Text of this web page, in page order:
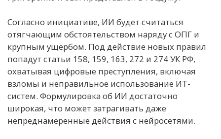
Согласно инициативе, ИИ будет считаться
отягчающим обстоятельством наряду с ОПГ и
крупным ущербом. Под действие новых правил
попадут статьи 158, 159, 163, 272 и 274 УК РФ,
охватывая цифровые преступления, включая
взломы и неправильное использование ИТ-
систем. Формулировка об ИИ достаточно
широкая, что может затрагивать даже
непреднамеренные действия с нейросетями.